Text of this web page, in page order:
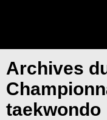
Archives
taekwondo